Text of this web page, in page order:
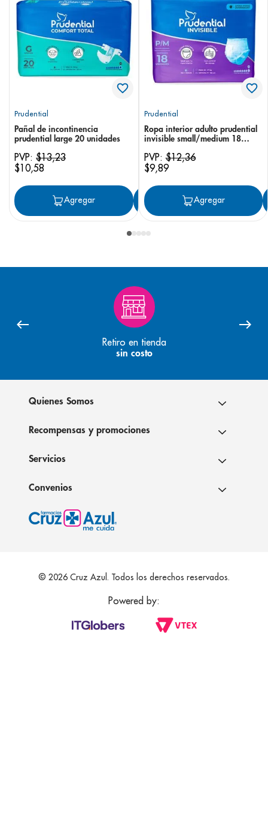
Prudential
Pañal de incontinencia
prudential large 20 unidades
PVP: $13,23
$10,58
Agregar Agregar
Prudential
Ropa interior adulto prudential
invisible small/medium 18
PVP:$12,36
$9,89
Agregar
Retiro en tienda
sin costo
Quienes Somos
Recompensas y promociones
Servicios
Convenios
© 2026 Cruz Azul. Todos los derechos reservados.
Powered by: